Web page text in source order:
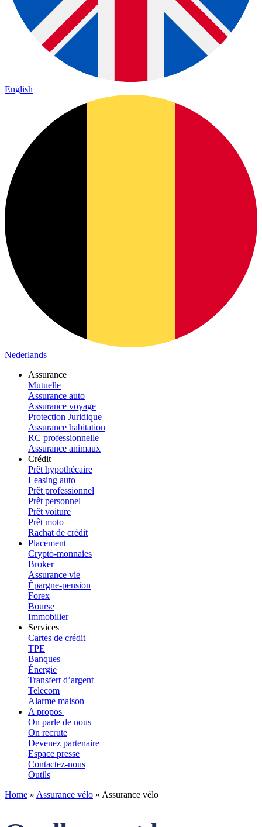
English
Nederlands
Assurance
Mutuelle
Assurance auto
Assurance voyage
Protection Juridique
Assurance habitation
RC professionnelle
Assurance animaux
Crédit
Prêt hypothécaire
Leasing auto
Prêt professionnel
Prêt personnel
Prêt voiture
Prêt moto
Rachat de crédit
Placement
Crypto-monnaies
Broker
Assurance vie
Épargne-pension
Forex
Bourse
Immobilier
Services
Cartes de crédit
TPE
Banques
Énergie
Transfert d’argent
Telecom
Alarme maison
A propos
On parle de nous
On recrute
Devenez partenaire
Espace presse
Contactez-nous
Outils
Home » Assurance vélo » Assurance vélo